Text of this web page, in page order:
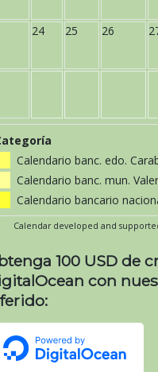
24 25 26
Calendario banc. edo.
Calendario banc. mun.
Calendario bancario
Calendar developed and
100 USD de
con